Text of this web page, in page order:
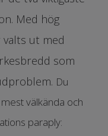
Med hög
ut med
som
Du
välkända och
paraply: